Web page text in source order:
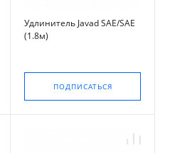
Удлинитель Javad SAE/SAE
(1.8м)
ПОДПИСАТЬСЯ